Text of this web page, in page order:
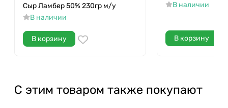
Сыр Ламбер 50% 230гр м/у
В наличии
В корзину
В наличии
В корзину
С этим товаром также покупают